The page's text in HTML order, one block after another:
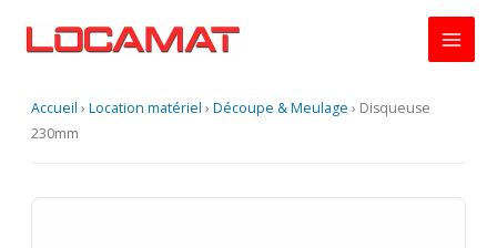
Accueil › Location matériel › Découpe & Meulage › Disqueuse
230mm